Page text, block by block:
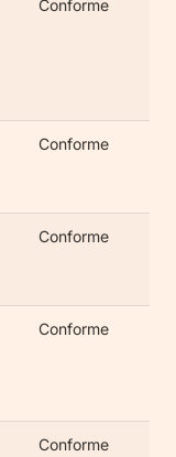
Conforme
Conforme
Conforme
Conforme
Conforme